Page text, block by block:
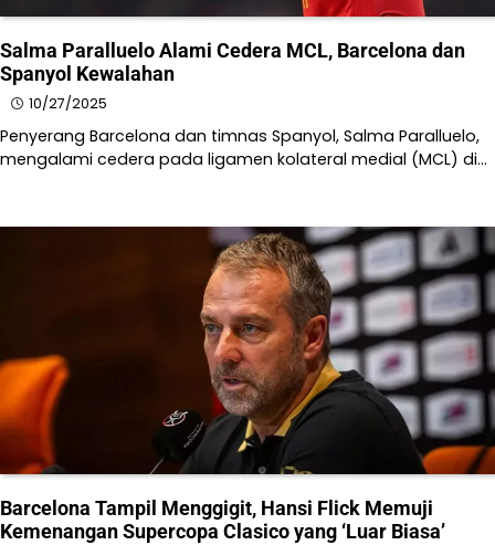
Salma Paralluelo Alami Cedera MCL, Barcelona dan
Spanyol Kewalahan
10/27/2025
Penyerang Barcelona dan timnas Spanyol, Salma Paralluelo,
mengalami cedera pada ligamen kolateral medial (MCL) di…
Barcelona Tampil Menggigit, Hansi Flick Memuji
Kemenangan Supercopa Clasico yang ‘Luar Biasa’